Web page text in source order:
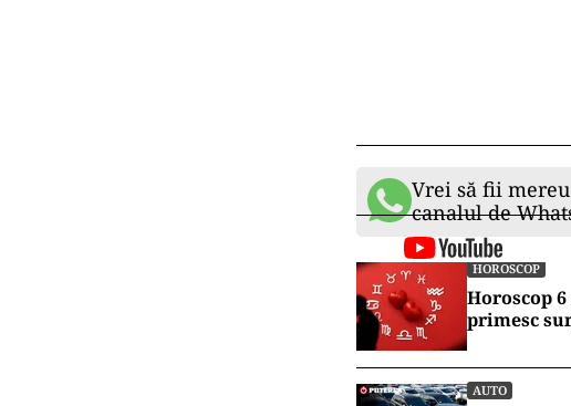
Vrei să fii
canalul de
HOROSCOP
Horoscop
primesc
AUTO